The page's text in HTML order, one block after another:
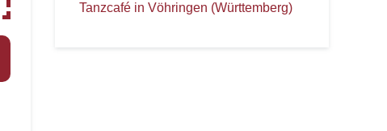
Tanzcafé in Vöhringen (Württemberg)